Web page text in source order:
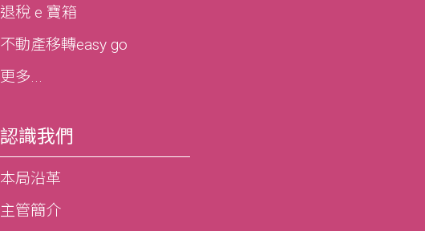
退稅 e 寶箱
不動產移轉easy go
更多...
認識我們
本局沿革
主管簡介